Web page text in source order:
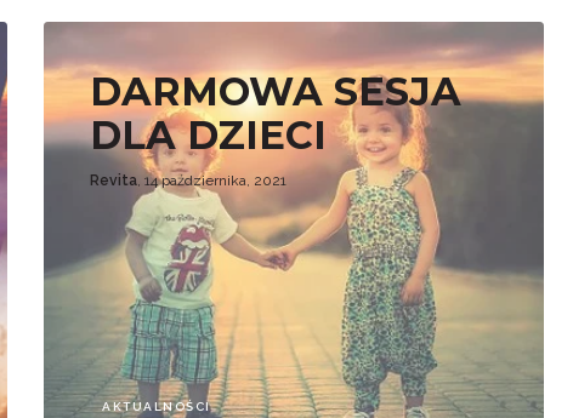
DARMOWA SESJA
DLA DZIECI
Revita, 14 października, 2021
AKTUALNOŚCI